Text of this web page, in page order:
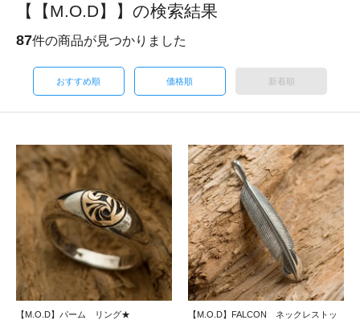
【【M.O.D】】の検索結果
87件の商品が見つかりました
おすすめ順 価格順 新着順
【M.O.D】パーム リング★
【M.O.D】FALCON ネックレストッ